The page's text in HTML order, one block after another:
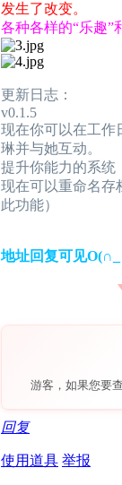
发生了改变。
各种各样的“乐趣”
更新日志：
v0.1.5
现在你可以在工作
琳并与她互动。
提升你能力的系统
现在可以重命名存
此功能）
地址回复可见
游客，如果您要
回复
使用道具 举报